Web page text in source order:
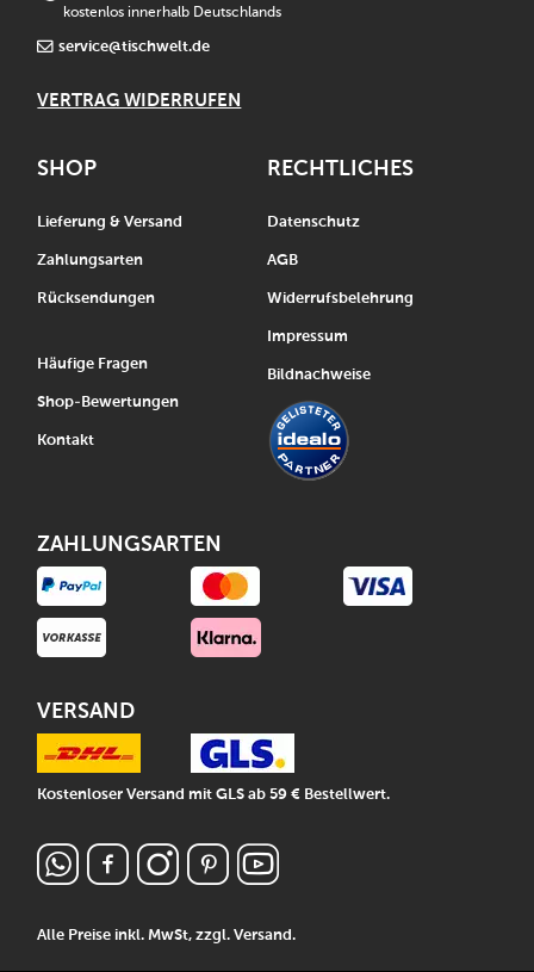
kostenlos innerhalb Deutschlands
service@tischwelt.de
VERTRAG WIDERRUFEN
SHOP
Lieferung & Versand
Zahlungsarten
Rücksendungen
Häufige Fragen
Shop-Bewertungen
Kontakt
Alle Preise inkl. MwSt, zzgl.Versand.
RECHTLICHES
Datenschutz
AGB
Widerrufsbelehrung
Impressum
Bildnachweise
ZAHLUNGSARTEN
VERSAND
Kostenloser Versand mit GLS ab 59 € Bestellwert.